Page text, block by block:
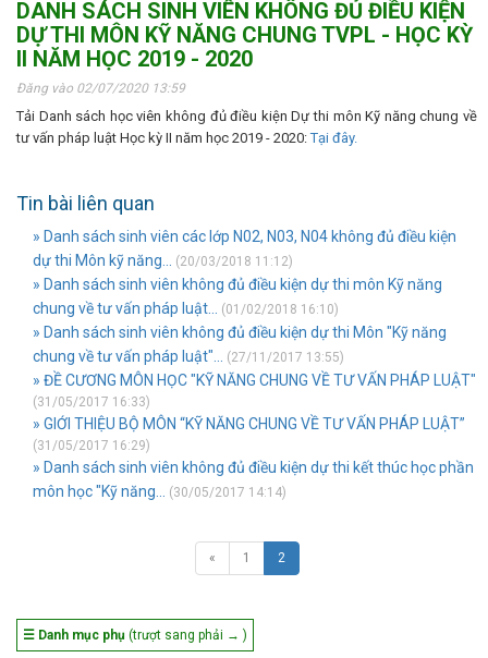
DANH SÁCH SINH VIÊN KHÔNG ĐỦ ĐIỀU KIỆN
DỰ THI MÔN KỸ NĂNG CHUNG TVPL - HỌC KỲ
II NĂM HỌC 2019 - 2020
Đăng vào 02/07/2020 13:59
Tải Danh sách học viên không đủ điều kiện Dự thi môn Kỹ năng chung về
tư vấn pháp luật Học kỳ II năm học 2019 - 2020:Tại đây.
Tin bài liên quan
» Danh sách sinh viên các lớp N02, N03, N04 không đủ điều kiện
dự thi Môn kỹ năng...
(20/03/2018 11:12)
» Danh sách sinh viên không đủ điều kiện dự thi môn Kỹ năng
chung về tư vấn pháp luật...
(01/02/2018 16:10)
» Danh sách sinh viên không đủ điều kiện dự thi Môn "Kỹ năng
chung về tư vấn pháp luật"...
(27/11/2017 13:55)
» ĐỀ CƯƠNG MÔN HỌC "KỸ NĂNG CHUNG VỀ TƯ VẤN PHÁP LUẬT"
(31/05/2017 16:33)
» GIỚI THIỆU BỘ MÔN “KỸ NĂNG CHUNG VỀ TƯ VẤN PHÁP LUẬT”
(31/05/2017 16:29)
» Danh sách sinh viên không đủ điều kiện dự thi kết thúc học phần
môn học "Kỹ năng...
(30/05/2017 14:14)
« 1 2
☰ Danh mục phụ (trượt sang phải → )